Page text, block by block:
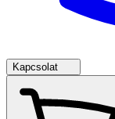
Kapcsolat